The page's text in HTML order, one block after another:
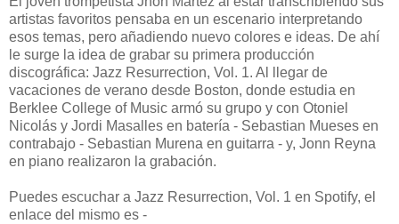
artistas favoritos pensaba en un escenario interpretando
esos temas, pero añadiendo nuevo colores e ideas. De ahí
le surge la idea de grabar su primera producción
discográfica: Jazz Resurrection, Vol. 1. Al llegar de
vacaciones de verano desde Boston, donde estudia en
Berklee College of Music armó su grupo y con Otoniel
Nicolás y Jordi Masalles en batería - Sebastian Mueses en
contrabajo - Sebastian Murena en guitarra - y, Jonn Reyna
en piano realizaron la grabación.
Puedes escuchar a Jazz Resurrection, Vol. 1 en Spotify, el
enlace del mismo es -